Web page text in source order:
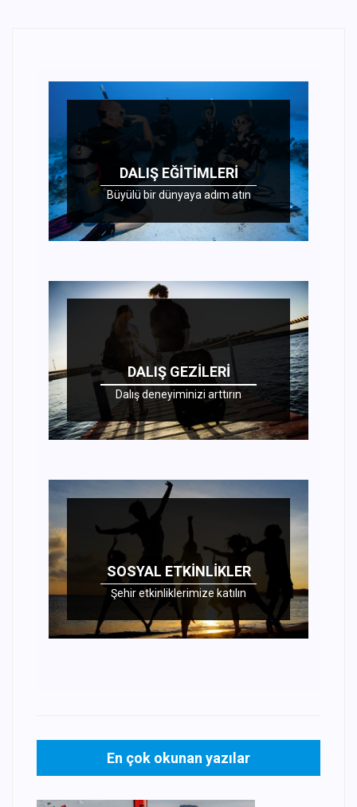
DALIŞ EĞITIMLERI
Büyülü bir dünyaya adım atın
DALIŞ GEZILERI
Dalış deneyiminizi arttırın
SOSYAL ETKINLIKLER
Şehir etkinliklerimize katılın
En çok okunan yazılar